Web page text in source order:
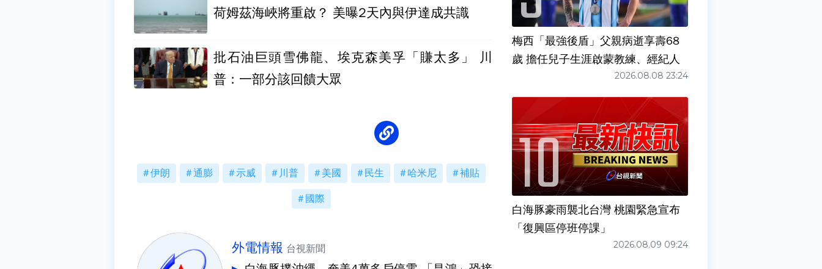
荷姆茲海峽將重啟？ 美曝2天內與伊達成共識
批石油巨頭雪佛龍、埃克森美孚「賺太多」 川
普：一部分該回饋大眾
伊朗 通膨 示威 川普 美國 民生 哈米尼 補貼
國際
外電情報 台視新聞
梅西「最強後盾」父親病逝享壽68
歲 擔任兒子生涯啟蒙教練、經紀人
2026.08.08 23:24
白海豚豪雨襲北台灣 桃園緊急宣布
「復興區停班停課」
2026.08.09 09:24